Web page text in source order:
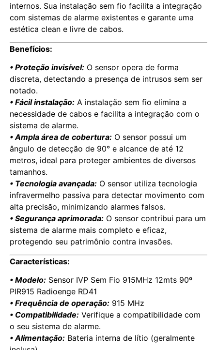
internos. Sua instalação sem fio facilita a integração
com sistemas de alarme existentes e garante uma
estética clean e livre de cabos.
Benefícios:
• Proteção invisível: O sensor opera de forma
discreta, detectando a presença de intrusos sem ser
notado.
• Fácil instalação: A instalação sem fio elimina a
necessidade de cabos e facilita a integração com o
sistema de alarme.
• Ampla área de cobertura: O sensor possui um
ângulo de detecção de 90° e alcance de até 12
metros, ideal para proteger ambientes de diversos
tamanhos.
• Tecnologia avançada: O sensor utiliza tecnologia
infravermelho passiva para detectar movimento com
alta precisão, minimizando alarmes falsos.
• Segurança aprimorada: O sensor contribui para um
sistema de alarme mais completo e eficaz,
protegendo seu patrimônio contra invasões.
Características:
• Modelo: Sensor IVP Sem Fio 915MHz 12mts 90º
PIR915 Radioenge RD41
• Frequência de operação: 915 MHz
• Compatibilidade: Verifique a compatibilidade com
o seu sistema de alarme.
• Alimentação: Bateria interna de lítio (geralmente